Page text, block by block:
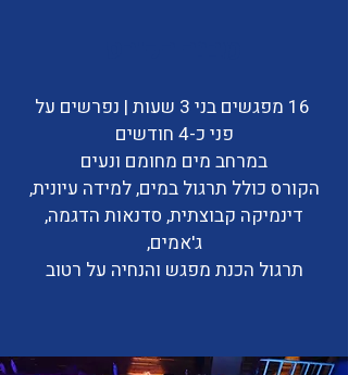
16 מפגשים בני 3 שעות | נפרשים על
פני כ-4 חודשים
במרחב מים מחומם ונעים
הקורס כולל תרגול במים, למידה עיונית,
דינמיקה קבוצתית, סדנאות הדגמה,
ג'אמים,
תרגול הכנת מפגש והנחיה על רטוב